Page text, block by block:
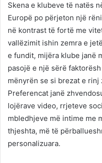
Skena e klubeve të natës
Europë po përjeton një
në kontrast të fortë me
vallëzimit ishin zemra e
e fundit, mijëra klube janë
pasojë e një sërë
mënyrën se si brezat e
Preferencat janë
lojërave video, rrjeteve
mbledhjeve më intime me
thjeshta, më të
personalizuara.